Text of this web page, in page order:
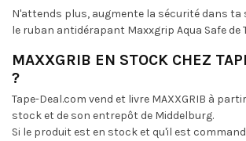
N'attends plus, augmente la sécurité dans ta
le ruban antidérapant Maxxgrip Aqua Safe de
MAXXGRIB EN STOCK CHEZ
?
Tape-Deal.com vend et livre MAXXGRIB à
stock et de son entrepôt de Middelburg.
Si le produit est en stock et qu'il est